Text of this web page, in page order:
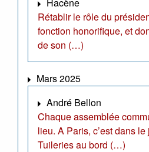
Rétablir le rôle du
fonction honorifique, et
de son (…)
Mars 2025
André Bellon
Chaque assemblée
lieu. A Paris, c’est dans
Tuileries au bord (…)